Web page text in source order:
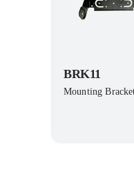
BRK11
Mounting